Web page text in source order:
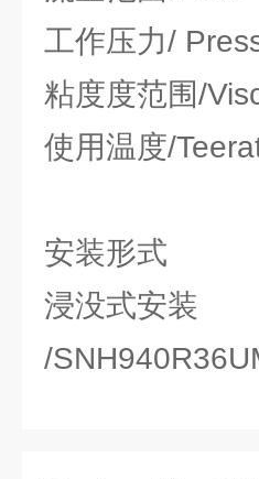
工作压力/
粘度度范围/
使用温度/
安装形式
浸没式安装
/